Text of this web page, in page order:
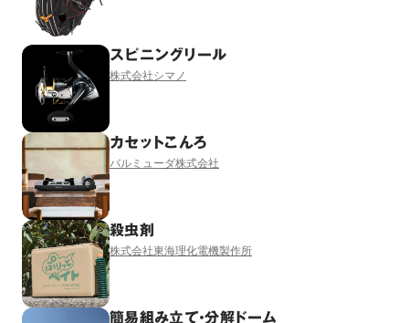
スピニングリール
株式会社シマノ
カセットこんろ
バルミューダ株式会社
殺虫剤
株式会社東海理化電機製作所
簡易組み立て・分解ドーム